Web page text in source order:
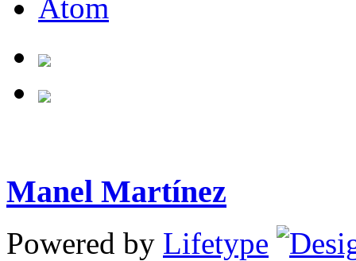
Atom
Manel Martínez
Powered by Lifetype